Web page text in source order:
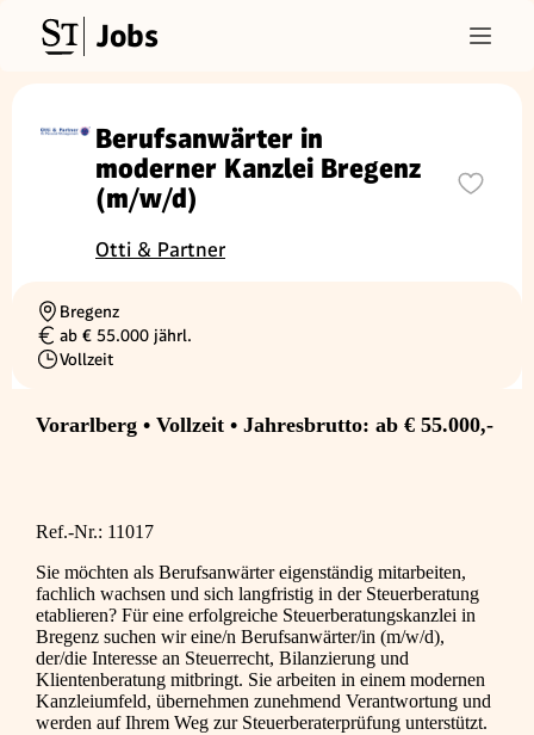
Jobs
Berufsanwärter in
moderner Kanzlei Bregenz
(m/w/d)
Otti & Partner
Ortschaft
Bregenz
Gehalt
ab € 55.000 jährl.
Beschäftigungsart
Vollzeit
Vorarlberg • Vollzeit • Jahresbrutto: ab € 55.000,-
Ref.-Nr.: 11017
Sie möchten als Berufsanwärter eigenständig mitarbeiten,
fachlich wachsen und sich langfristig in der Steuerberatung
etablieren? Für eine erfolgreiche Steuerberatungskanzlei in
Bregenz suchen wir eine/n Berufsanwärter/in (m/w/d),
der/die Interesse an Steuerrecht, Bilanzierung und
Klientenberatung mitbringt. Sie arbeiten in einem modernen
Kanzleiumfeld, übernehmen zunehmend Verantwortung und
werden auf Ihrem Weg zur Steuerberaterprüfung unterstützt.